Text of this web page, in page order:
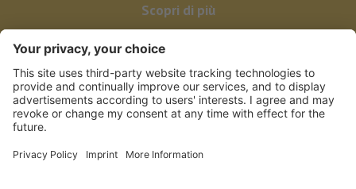
Scopri di più
HOTEL ALPENBLICK
LINKS
PARTNER